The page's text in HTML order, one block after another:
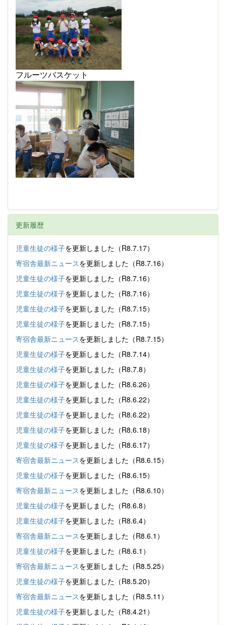
フルーツバスケット
更新履歴
児童生徒の様子を更新しました（R8.7.17）
寄宿舎最新ニュースを更新しました（R8.7.16）
児童生徒の様子を更新しました（R8.7.16）
児童生徒の様子を更新しました（R8.7.16）
児童生徒の様子を更新しました（R8.7.15）
児童生徒の様子を更新しました（R8.7.15）
寄宿舎最新ニュースを更新しました（R8.7.15）
児童生徒の様子を更新しました（R8.7.14）
児童生徒の様子を更新しました（R8.7.8）
児童生徒の様子を更新しました（R8.6.26）
児童生徒の様子を更新しました（R8.6.22）
児童生徒の様子を更新しました（R8.6.22）
児童生徒の様子を更新しました（R8.6.18）
児童生徒の様子を更新しました（R8.6.17）
寄宿舎最新ニュースを更新しました（R8.6.15）
児童生徒の様子を更新しました（R8.6.15）
寄宿舎最新ニュースを更新しました（R8.6.10）
児童生徒の様子を更新しました（R8.6.8）
児童生徒の様子を更新しました（R8.6.4）
寄宿舎最新ニュースを更新しました（R8.6.1）
児童生徒の様子を更新しました（R8.6.1）
寄宿舎最新ニュースを更新しました（R8.5.25）
児童生徒の様子を更新しました（R8.5.20）
寄宿舎最新ニュースを更新しました（R8.5.11）
児童生徒の様子を更新しました（R8.4.21）